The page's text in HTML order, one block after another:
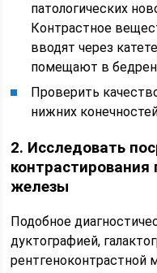
патологических
Контрастное
вводят через
помещают в
Проверить
нижних
2. Исследовать
железы
Подобное
дуктографией,
рентгеноконтрастной